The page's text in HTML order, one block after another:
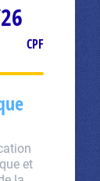
CPF
et